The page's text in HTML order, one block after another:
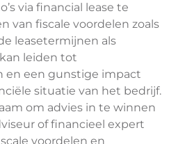
via financial lease te
van fiscale voordelen zoals
leasetermijnen als
leiden tot
en een gunstige impact
situatie van het bedrijf.
om advies in te winnen
of financieel expert
voordelen en